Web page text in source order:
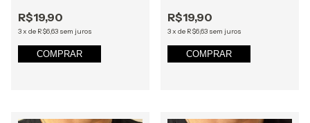
R$19,90
3x de R$6,63 sem juros
COMPRAR
R$19,90
3x de R$6,63 sem juros
COMPRAR